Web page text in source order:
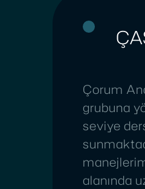
Çorum
grubuna
seviye
alanında